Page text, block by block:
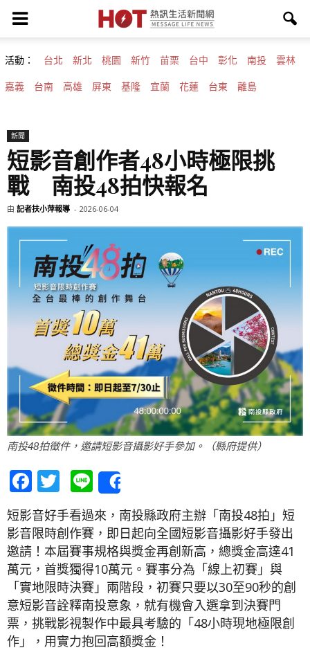
活動： 台北 新北 桃園 新竹 苗栗 台中 彰化 南投 雲林
嘉義 台南 高雄 屏東 基隆 宜蘭 花蓮 台東 離島
新聞
短影音創作者48小時極限挑
戰 南投48拍快報名
由 記者扶小萍報導 - 2026-06-04
南投48拍徵件，邀請短影音攝影好手參加。（縣府提供）
Facebook
Twitter
Line
短影音好手看過來，南投縣政府主辦「南投48拍」短
影音限時創作賽，即日起向全國短影音攝影好手發出
邀請！本屆賽事規格與獎金再創新高，總獎金高達41
萬元，首獎獨得10萬元。賽事分為「線上初賽」與
「實地限時決賽」兩階段，初賽只要以30至90秒的創
意短影音詮釋南投意象，就有機會入選拿到決賽門
票，挑戰影視製作中最具考驗的「48小時現地極限創
作」，用實力抱回高額獎金！